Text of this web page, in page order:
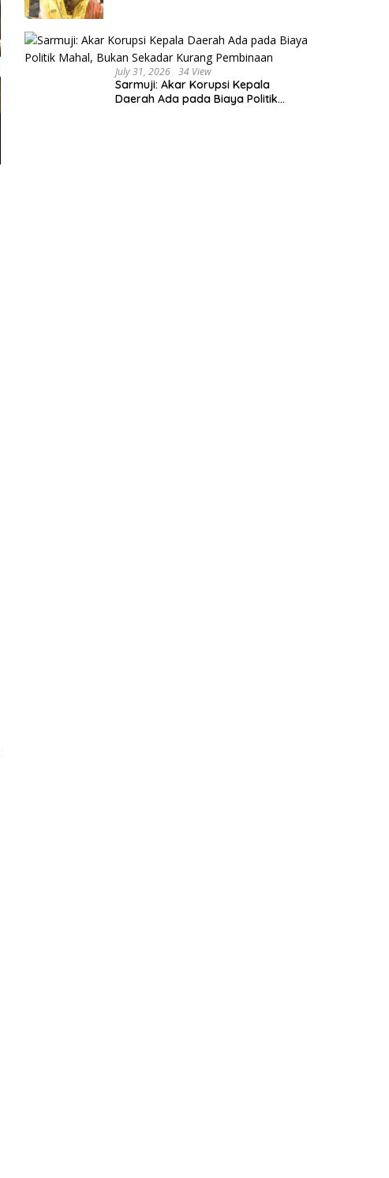
July 31, 2026 34 View
Sarmuji: Akar Korupsi Kepala
Daerah Ada pada Biaya Politik